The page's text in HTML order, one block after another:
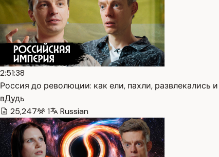
2:51:38
Россия до революции: как ели, пахли, развлекались
вДудь
25,247
1 Russian